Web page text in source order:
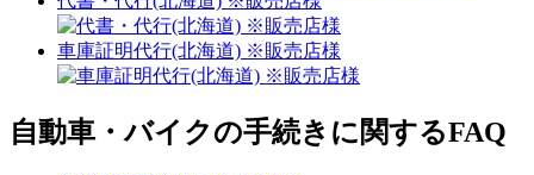
車庫証明代行(北海道) ※販売店様
自動車・バイクの手続きに関するFAQ